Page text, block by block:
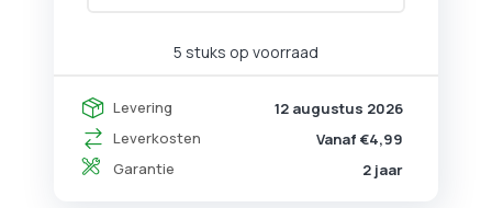
5 stuks op voorraad
Levering
12 augustus 2026
Leverkosten
Vanaf €4,99
Garantie
2 jaar